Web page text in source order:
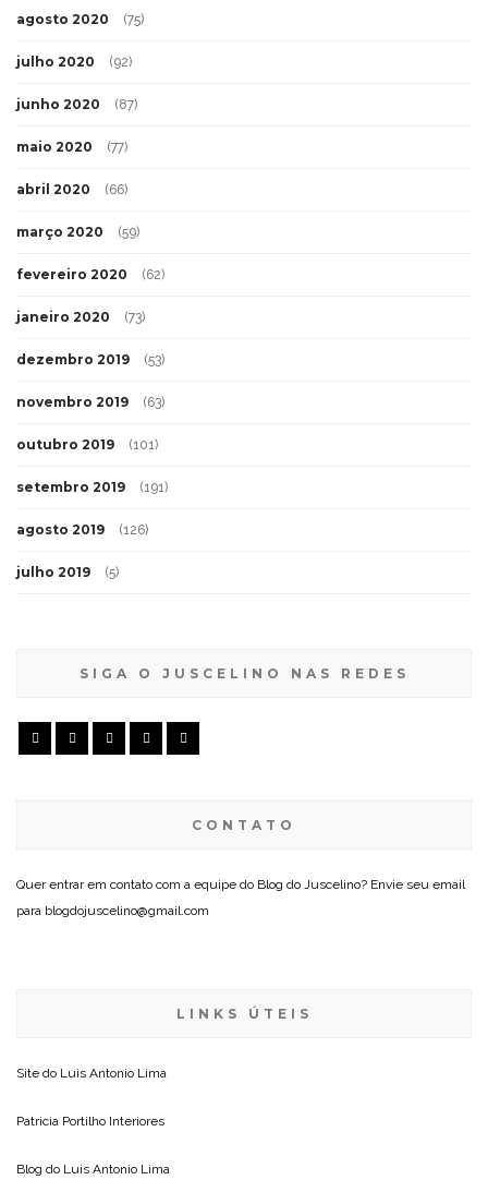
agosto 2020 (75)
julho 2020 (92)
junho 2020 (87)
maio 2020 (77)
abril 2020 (66)
março 2020 (59)
fevereiro 2020 (62)
janeiro 2020 (73)
dezembro 2019 (53)
novembro 2019 (63)
outubro 2019 (101)
setembro 2019 (191)
agosto 2019 (126)
julho 2019 (5)
SIGA O JUSCELINO NAS REDES
CONTATO
Quer entrar em contato com a equipe do Blog do Juscelino? Envie seu email
para blogdojuscelino@gmail.com
LINKS ÚTEIS
Site do Luis Antonio Lima
Patricia Portilho Interiores
Blog do Luis Antonio Lima